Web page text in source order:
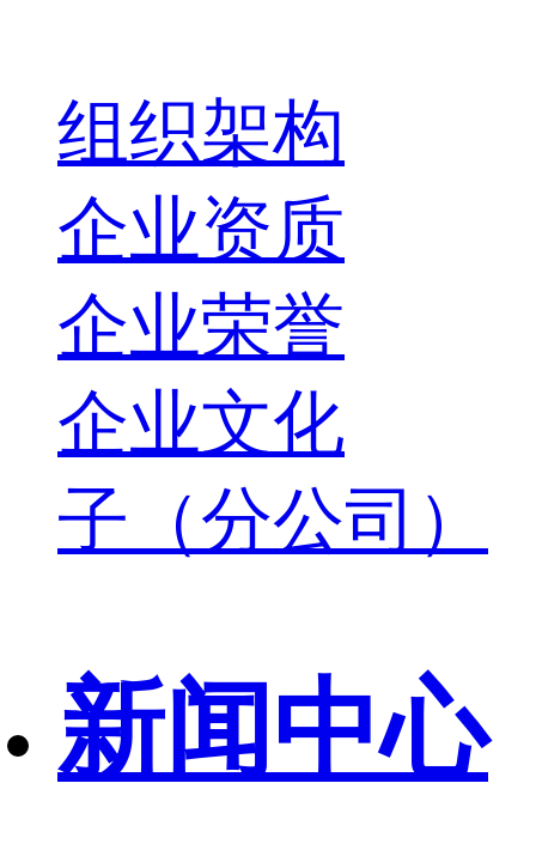
组织架构
企业资质
企业荣誉
企业文化
子（分公司）
新闻中心